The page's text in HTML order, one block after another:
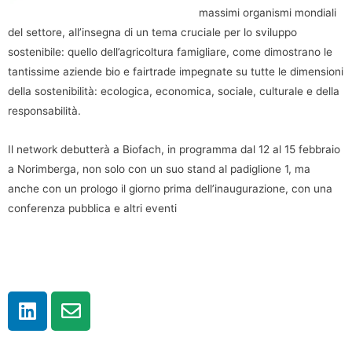
massimi organismi mondiali
del settore, all’insegna di un tema cruciale per lo sviluppo
sostenibile: quello dell’agricoltura famigliare, come dimostrano le
tantissime aziende bio e fairtrade impegnate su tutte le dimensioni
della sostenibilità: ecologica, economica, sociale, culturale e della
responsabilità.
Il network debutterà a Biofach, in programma dal 12 al 15 febbraio
a Norimberga, non solo con un suo stand al padiglione 1, ma
anche con un prologo il giorno prima dell’inaugurazione, con una
conferenza pubblica e altri eventi